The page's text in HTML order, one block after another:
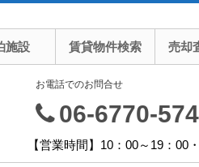
施設 賃貸物件検索 売却
お電話でのお問合せ
06-6770-
【営業時間】10：00～19：00